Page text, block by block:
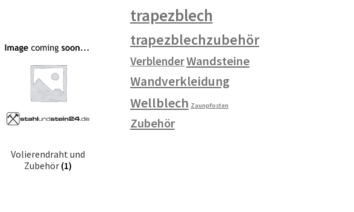
Volierendraht und
Zubehör (1)
trapezblech
trapezblechzubehör
VerblenderWandsteine
Wandverkleidung
Wellblech Zaunpfosten
Zubehör